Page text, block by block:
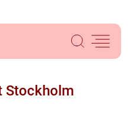
Stockholm